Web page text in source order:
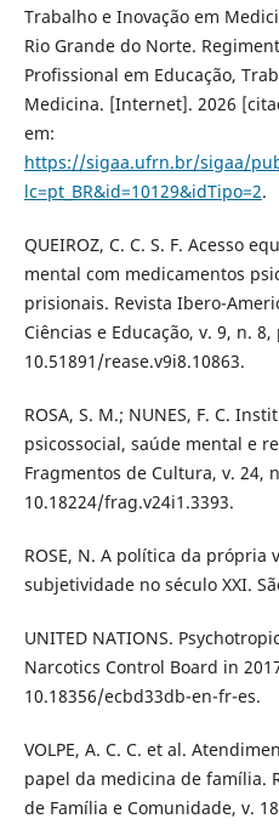
Trabalho e Inovação em
Rio Grande do Norte.
Profissional em Educação,
Medicina. [Internet]. 2026
em:
https://sigaa.ufrn.br/sigaa/
lc=pt_BR&id=10129&idTipo=2.
QUEIROZ, C. C. S. F. Acesso
mental com medicamentos
prisionais. Revista Ibero-
Ciências e Educação, v. 9, n.
10.51891/rease.v9i8.10863.
ROSA, S. M.; NUNES, F. C.
psicossocial, saúde mental e
Fragmentos de Cultura, v. 24,
10.18224/frag.v24i1.3393.
ROSE, N. A política da
subjetividade no século XXI.
UNITED NATIONS.
Narcotics Control Board in
10.18356/ecbd33db-en-fr-es.
VOLPE, A. C. C. et al.
papel da medicina de família.
de Família e Comunidade, v.